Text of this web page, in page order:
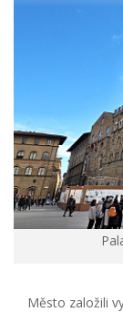
Město založili